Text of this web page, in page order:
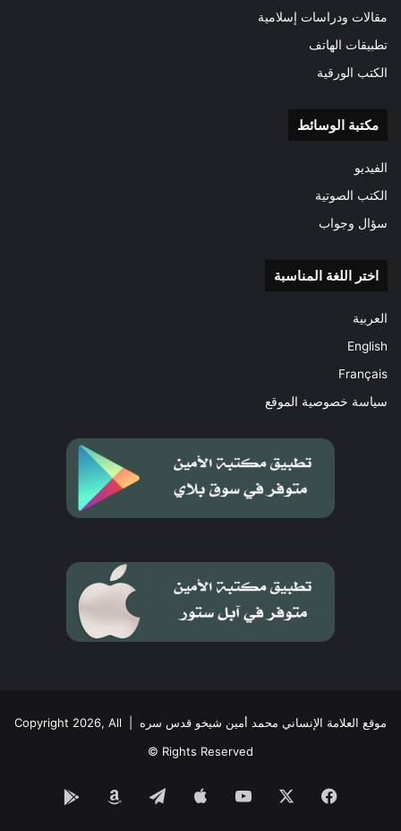
مقالات ودراسات إسلامية
تطبيقات الهاتف
الكتب الورقية
مكتبة الوسائط
الفيديو
الكتب الصوتية
سؤال وجواب
اختر اللغة المناسبة
العربية
English
Français
سياسة خصوصية الموقع
موقع العلامة الإنساني محمد أمين شيخو قدس سره
| Copyright 2026, All
Rights Reserved ©
فيسبوك ‫YouTube تيلقرام Amazon